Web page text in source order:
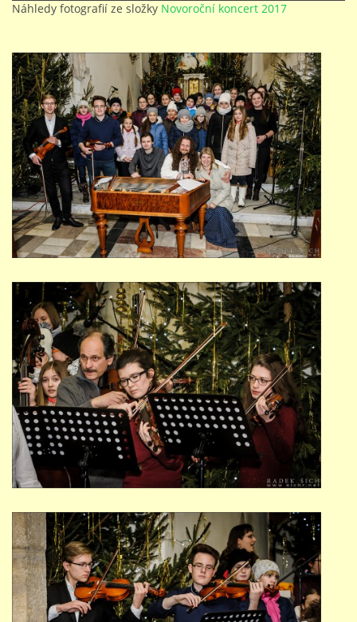
ZUŠ Pohořelice
Pohořelice
691 23
© 2026 eStránky.cz |Tisk |Nahoru ↑
Náhledy fotografií ze složky Novoroční koncert 2017